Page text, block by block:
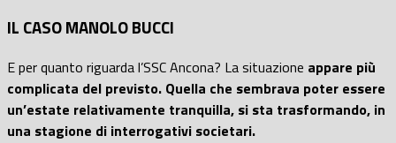
IL CASO MANOLO BUCCI
E per quanto riguarda l’SSC Ancona? La situazione appare più
complicata del previsto. Quella che sembrava poter essere
un’estate relativamente tranquilla, si sta trasformando, in
una stagione di interrogativi societari.